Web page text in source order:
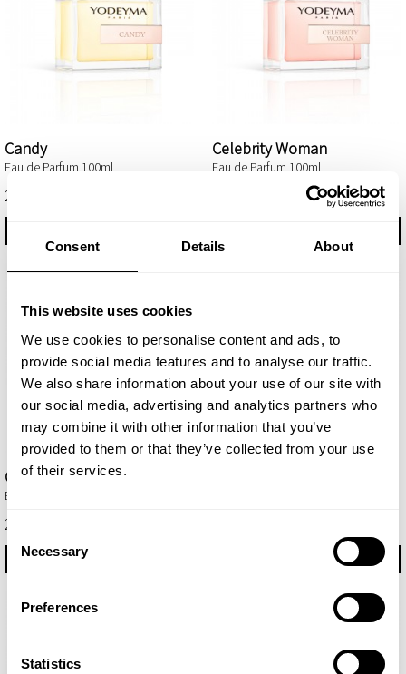
Consent Details About
This website uses cookies
We use cookies to personalise content and ads, to
provide social media features and to analyse our traffic.
We also share information about your use of our site with
our social media, advertising and analytics partners who
may combine it with other information that you’ve
provided to them or that they’ve collected from your use
of their services.
Consent
Selection
Necessary
Preferences
Statistics
Candy
Eau de Parfum 100ml
29,75 €
Celebrity Woman
Eau de Parfum 100ml
Cheante
Eau de Parfum 100ml
29,75 €
PIRKT